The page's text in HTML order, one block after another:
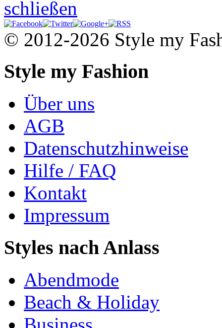
© 2012-2026 Style my
Style my Fashion
Über uns
AGB
Datenschutzhinweise
Hilfe / FAQ
Kontakt
Impressum
Styles nach Anlass
Abendmode
Beach & Holiday